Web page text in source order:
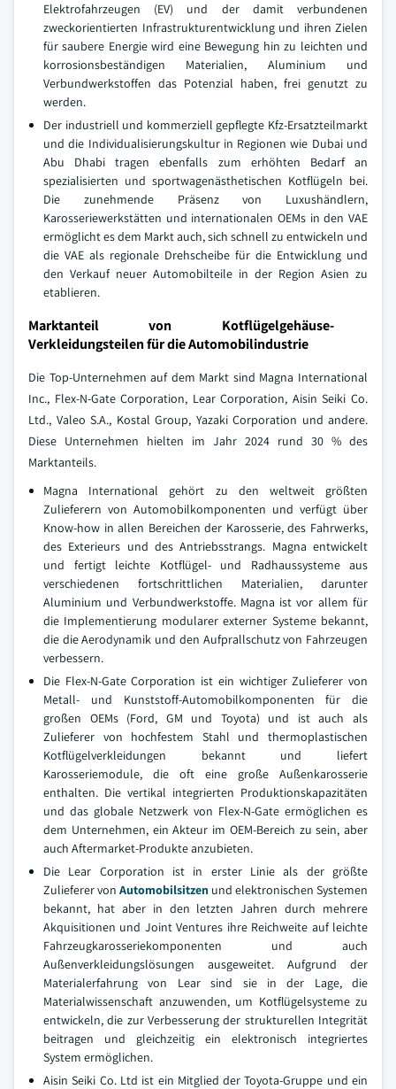
Elektrofahrzeugen (EV) und der damit verbundenen
zweckorientierten Infrastrukturentwicklung und ihren Zielen
für saubere Energie wird eine Bewegung hin zu leichten und
korrosionsbeständigen Materialien, Aluminium und
Verbundwerkstoffen das Potenzial haben, frei genutzt zu
werden.
Der industriell und kommerziell gepflegte Kfz-Ersatzteilmarkt
und die Individualisierungskultur in Regionen wie Dubai und
Abu Dhabi tragen ebenfalls zum erhöhten Bedarf an
spezialisierten und sportwagenästhetischen Kotflügeln bei.
Die zunehmende Präsenz von Luxushändlern,
Karosseriewerkstätten und internationalen OEMs in den VAE
ermöglicht es dem Markt auch, sich schnell zu entwickeln und
die VAE als regionale Drehscheibe für die Entwicklung und
den Verkauf neuer Automobilteile in der Region Asien zu
etablieren.
Marktanteil von Kotflügelgehäuse-
Verkleidungsteilen für die Automobilindustrie
Die Top-Unternehmen auf dem Markt sind Magna International
Inc., Flex-N-Gate Corporation, Lear Corporation, Aisin Seiki Co.
Ltd., Valeo S.A., Kostal Group, Yazaki Corporation und andere.
Diese Unternehmen hielten im Jahr 2024 rund 30 % des
Marktanteils.
Magna International gehört zu den weltweit größten
Zulieferern von Automobilkomponenten und verfügt über
Know-how in allen Bereichen der Karosserie, des Fahrwerks,
des Exterieurs und des Antriebsstrangs. Magna entwickelt
und fertigt leichte Kotflügel- und Radhaussysteme aus
verschiedenen fortschrittlichen Materialien, darunter
Aluminium und Verbundwerkstoffe. Magna ist vor allem für
die Implementierung modularer externer Systeme bekannt,
die die Aerodynamik und den Aufprallschutz von Fahrzeugen
verbessern.
Die Flex-N-Gate Corporation ist ein wichtiger Zulieferer von
Metall- und Kunststoff-Automobilkomponenten für die
großen OEMs (Ford, GM und Toyota) und ist auch als
Zulieferer von hochfestem Stahl und thermoplastischen
Kotflügelverkleidungen bekannt und liefert
Karosseriemodule, die oft eine große Außenkarosserie
enthalten. Die vertikal integrierten Produktionskapazitäten
und das globale Netzwerk von Flex-N-Gate ermöglichen es
dem Unternehmen, ein Akteur im OEM-Bereich zu sein, aber
auch Aftermarket-Produkte anzubieten.
Die Lear Corporation ist in erster Linie als der größte
Zulieferer von Automobilsitzen und elektronischen Systemen
bekannt, hat aber in den letzten Jahren durch mehrere
Akquisitionen und Joint Ventures ihre Reichweite auf leichte
Fahrzeugkarosseriekomponenten und auch
Außenverkleidungslösungen ausgeweitet. Aufgrund der
Materialerfahrung von Lear sind sie in der Lage, die
Materialwissenschaft anzuwenden, um Kotflügelsysteme zu
entwickeln, die zur Verbesserung der strukturellen Integrität
beitragen und gleichzeitig ein elektronisch integriertes
System ermöglichen.
Aisin Seiki Co. Ltd ist ein Mitglied der Toyota-Gruppe und ein